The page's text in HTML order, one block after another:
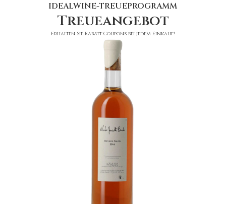
IDEALWINE-TREUEPROGRAMM
Treueangebot
Erhalten Sie Rabatt-Coupons bei jedem Einkauf!